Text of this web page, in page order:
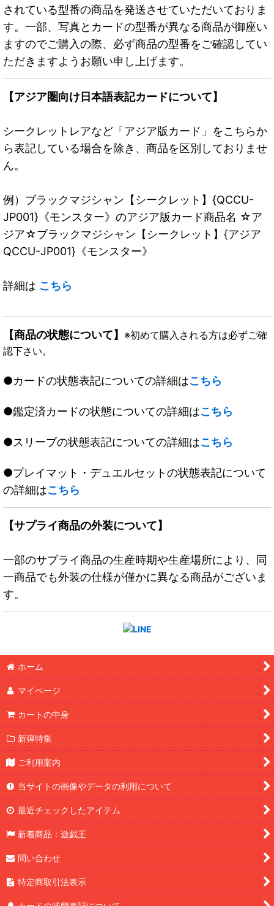
されている型番の商品を発送させていただいておりま
す。一部、写真とカードの型番が異なる商品が御座い
ますのでご購入の際、必ず商品の型番をご確認してい
ただきますようお願い申し上げます。
【アジア圏向け日本語表記カードについて】
シークレットレアなど「アジア版カード」をこちらか
ら表記している場合を除き、商品を区別しておりませ
ん。
例）ブラックマジシャン【シークレット】{QCCU-
JP001}《モンスター》のアジア版カード商品名 ☆ア
ジア☆ブラックマジシャン【シークレット】{アジア
QCCU-JP001}《モンスター》
詳細は こちら
【商品の状態について】 ※初めて購入される方は必ずご確
認下さい。
●カードの状態表記についての詳細はこちら
●鑑定済カードの状態についての詳細はこちら
●スリーブの状態表記についての詳細はこちら
●プレイマット・デュエルセットの状態表記について
の詳細はこちら
【サプライ商品の外装について】
一部のサプライ商品の生産時期や生産場所により、同
一商品でも外装の仕様が僅かに異なる商品がございま
す。
ホーム
マイページ
カートの中身
新弾特集
ご利用案内
当サイトの画像やデータの利用について
最近チェックしたアイテム
新着商品：遊戯王
問い合わせ
特定商取引法表示